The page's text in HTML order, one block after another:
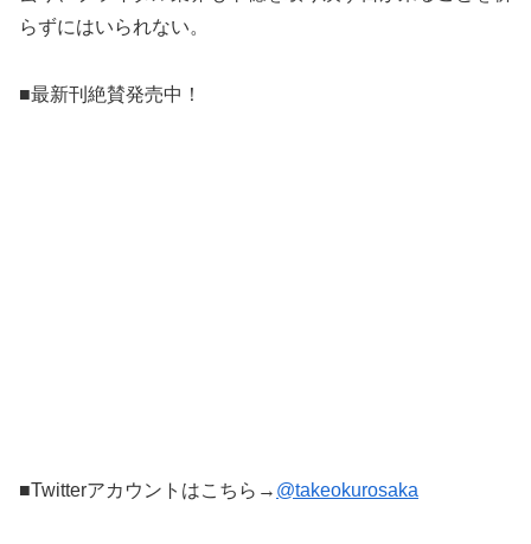
らずにはいられない。
■最新刊絶賛発売中！
■Twitterアカウントはこちら→ @takeokurosaka